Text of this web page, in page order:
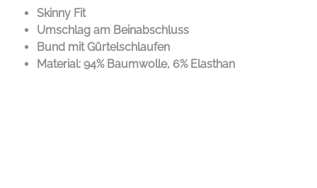
Skinny Fit
Umschlag am Beinabschluss
Bund mit Gürtelschlaufen
Material: 94% Baumwolle, 6% Elasthan